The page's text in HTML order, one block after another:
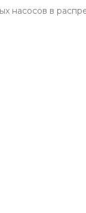
насосов в